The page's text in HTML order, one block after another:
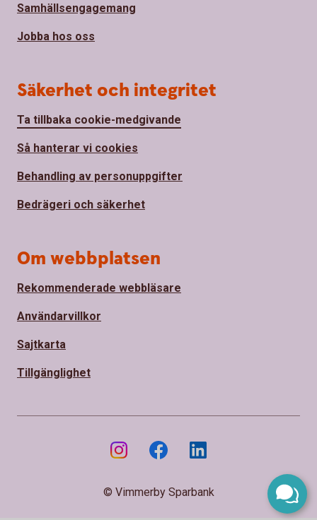
Samhällsengagemang
Jobba hos oss
Säkerhet och integritet
Ta tillbaka cookie-medgivande
Så hanterar vi cookies
Behandling av personuppgifter
Bedrägeri och säkerhet
Om webbplatsen
Rekommenderade webbläsare
Användarvillkor
Sajtkarta
Tillgänglighet
© Vimmerby Sparbank